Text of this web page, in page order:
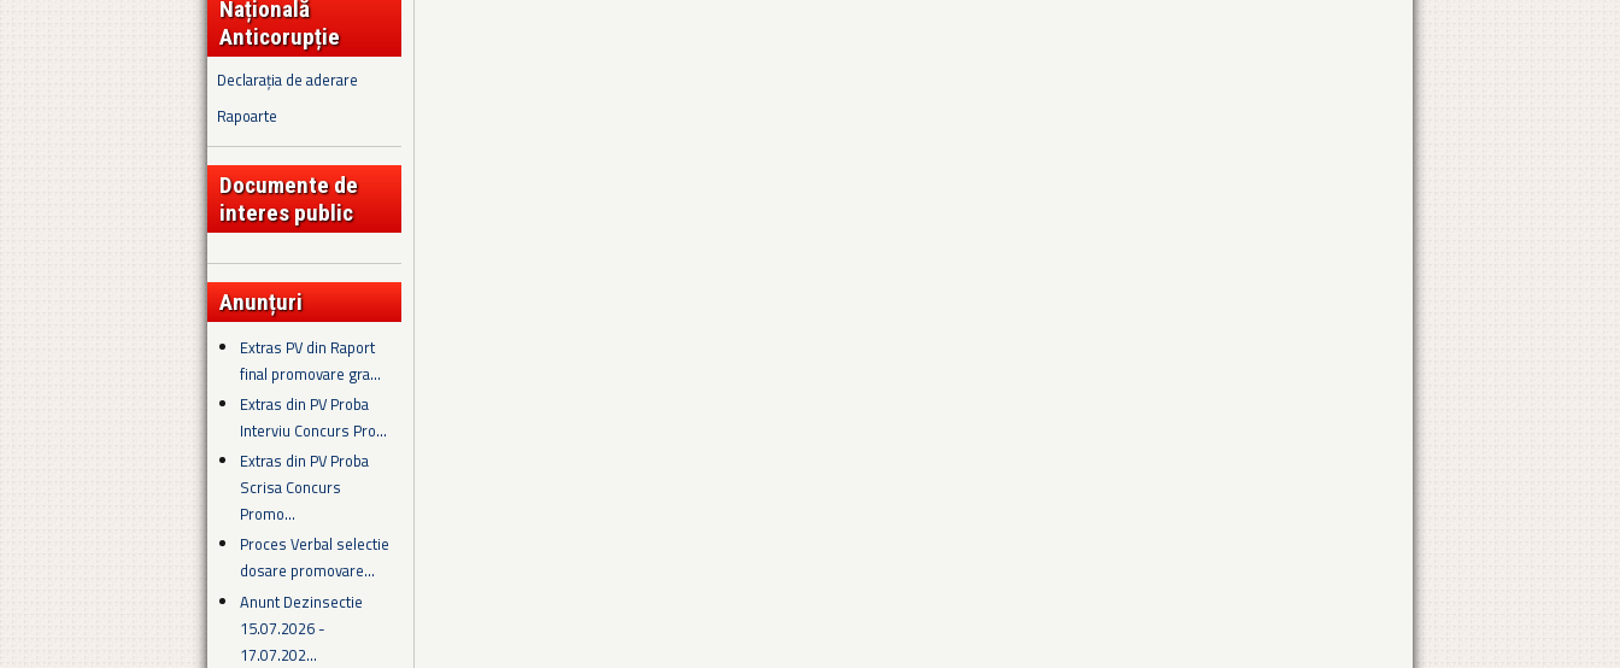
Națională
Anticorupție
Declarația de aderare
Rapoarte
Documente de
interes public
Anunțuri
Extras PV din Raport
final promovare gra...
Extras din PV Proba
Interviu Concurs Pro...
Extras din PV Proba
Scrisa Concurs
Promo...
Proces Verbal selectie
dosare promovare...
Anunt Dezinsectie
15.07.2026 -
17.07.202...